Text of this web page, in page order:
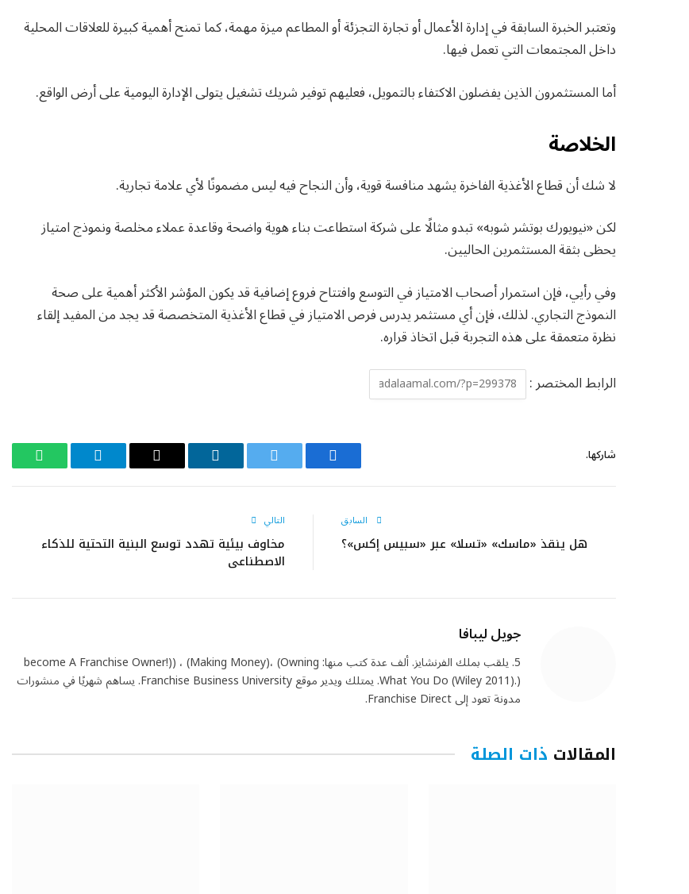
وتعتبر الخبرة السابقة في إدارة الأعمال أو تجارة التجزئة أو المطاعم ميزة مهمة، كما تمنح أهمية كبيرة للعلاقات المحلية
داخل المجتمعات التي تعمل فيها.
أما المستثمرون الذين يفضلون الاكتفاء بالتمويل، فعليهم توفير شريك تشغيل يتولى الإدارة اليومية على أرض الواقع.
الخلاصة
لا شك أن قطاع الأغذية الفاخرة يشهد منافسة قوية، وأن النجاح فيه ليس مضمونًا لأي علامة تجارية.
لكن «نيويورك بوتشر شوبه» تبدو مثالًا على شركة استطاعت بناء هوية واضحة وقاعدة عملاء مخلصة ونموذج امتياز
يحظى بثقة المستثمرين الحاليين.
وفي رأيي، فإن استمرار أصحاب الامتياز في التوسع وافتتاح فروع إضافية قد يكون المؤشر الأكثر أهمية على صحة
النموذج التجاري. لذلك، فإن أي مستثمر يدرس فرص الامتياز في قطاع الأغذية المتخصصة قد يجد من المفيد إلقاء
نظرة متعمقة على هذه التجربة قبل اتخاذ قراره.
الرابط المختصر :
شاركها.
فيسبوك تويتر لينكدإن
البريد
تيلقرام واتساب
السابق
هل ينقذ «ماسك» «تسلا» عبر «سبيس إكس»؟
التالي
مخاوف بيئية تهدد توسع البنية التحتية للذكاء
الاصطناعي
جويل ليبافا
5. يلقب بملك الفرنشايز. ألف عدة كتب منها: become A Franchise Owner!)) ، (Making Money)، (Owning
What You Do (Wiley 2011).). يمتلك ويدير موقع Franchise Business University. يساهم شهريًا في منشورات
مدونة تعود إلى Franchise Direct.
المقالات ذات الصلة